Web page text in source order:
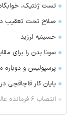
تست ژنتیک،
صلاح تحت تعقیب
حسینیه لرزید
سونا بدن را برای
پرسپولیس و دوباره
پایان کار قاچاقچی در مرند با
انتصاب ۶ فرمانده عالی‌رتبه در نیروهای مسلح توسط رهبر انقلاب